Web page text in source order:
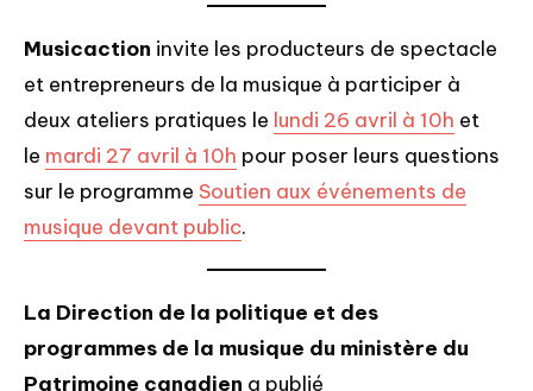
Musicaction invite les producteurs de spectacle
et entrepreneurs de la musique à participer à
deux ateliers pratiques le lundi 26 avril à 10h et
le mardi 27 avril à 10h pour poser leurs questions
sur le programme Soutien aux événements de
musique devant public.
La Direction de la politique et des
programmes de la musique du ministère du
Patrimoine canadien a publié